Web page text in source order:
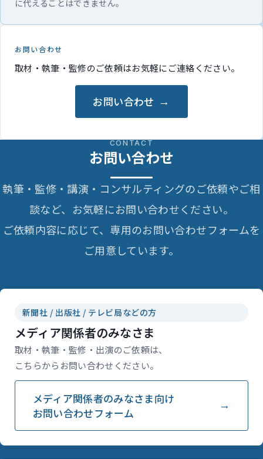
に代えることはできません。
お問い合わせ
取材・執筆・監修のご依頼はお気軽にご連絡ください。
お問い合わせ
CONTACT
お問い合わせ
執筆・監修・講演・コンサルティングのご依頼やご相
談など、お気軽にお問い合わせください。
ご依頼内容に応じて、専用のお問い合わせフォームを
ご用意しています。
新聞社 / 出版社 / テレビ局などの方
メディア関係者のみなさま
取材・執筆・監修・出演のご依頼は、
こちらからお問い合わせください。
メディア関係者のみなさま向け
お問い合わせフォーム